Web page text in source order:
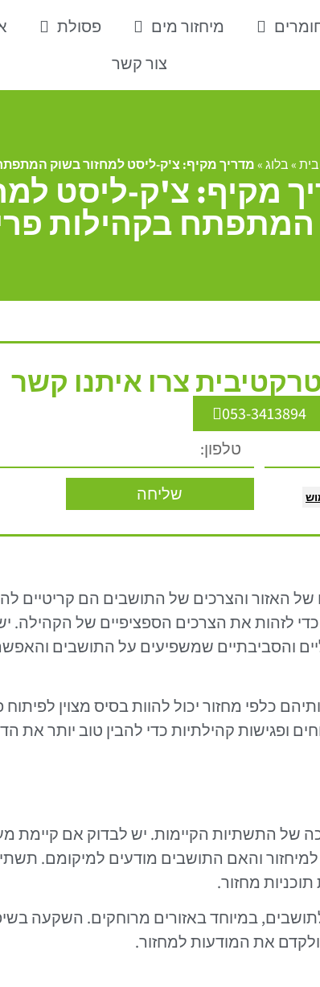
מיחזור מים פסולת
צור קשר
»בלוג»מדריך מקיף: צ'ק-ליסט למחזור בשוק
מקיף: צ'ק-ליסט
המתפתח בקהילות
צרו איתנו קשר
053-3413894
שליחה
של האזור והצרכים של התושבים הם קריטיים
לזהות את הצרכים הספציפיים של הקהילה.
והסביבתיים שמשפיעים על התושבים
כלפי מחזור יכול להוות בסיס מצוין לפיתוח
ופגישות קהילתיות כדי להבין טוב יותר את
של התשתיות הקיימות. יש לבדוק אם קיימת
למיחזור והאם התושבים מודעים למיקומם.
מחזור.
במיוחד באזורים מרוחקים. השקעה
את המודעות למחזור.